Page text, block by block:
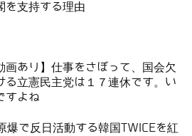
を支持する理由
画あり】仕事をさぼって、国会欠
る立憲民主党は１７連休です。い
すよね
爆で反日活動する韓国TWICEを紅